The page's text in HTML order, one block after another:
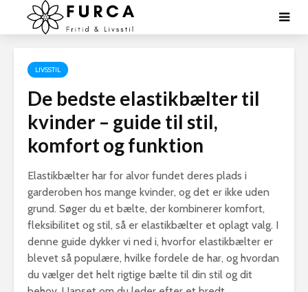
LIVSSTIL
De bedste elastikbælter til
kvinder – guide til stil,
komfort og funktion
Elastikbælter har for alvor fundet deres plads i
garderoben hos mange kvinder, og det er ikke uden
grund. Søger du et bælte, der kombinerer komfort,
fleksibilitet og stil, så er elastikbælter et oplagt valg. I
denne guide dykker vi ned i, hvorfor elastikbælter er
blevet så populære, hvilke fordele de har, og hvordan
du vælger det helt rigtige bælte til din stil og dit